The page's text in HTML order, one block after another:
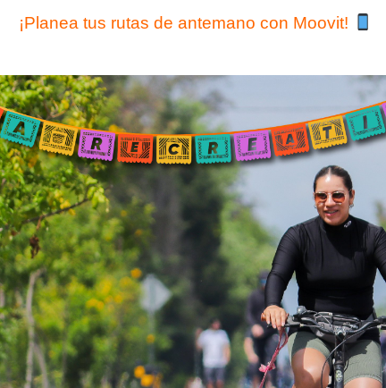
¡Planea tus rutas de antemano con Moovit!